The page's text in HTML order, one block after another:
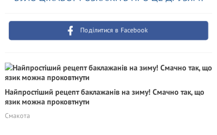
Поділитися в Facebook
Найпростіший рецепт баклажанів на зиму! Смачно так, що
язик можна проковтнути
Смакота